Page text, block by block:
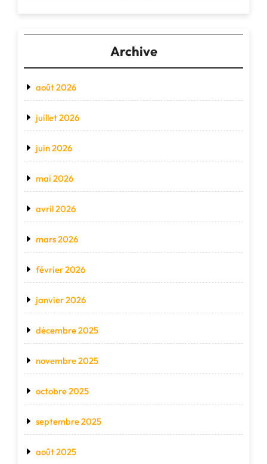
Archive
août 2026
juillet 2026
juin 2026
mai 2026
avril 2026
mars 2026
février 2026
janvier 2026
décembre 2025
novembre 2025
octobre 2025
septembre 2025
août 2025